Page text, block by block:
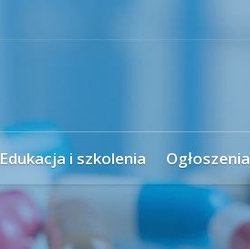
Edukacja i szkolenia Ogłoszenia